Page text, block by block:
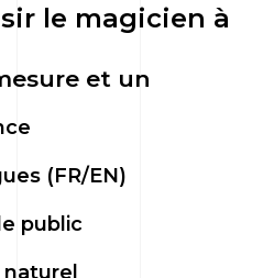
le magicien à
et un
(FR/EN)
public